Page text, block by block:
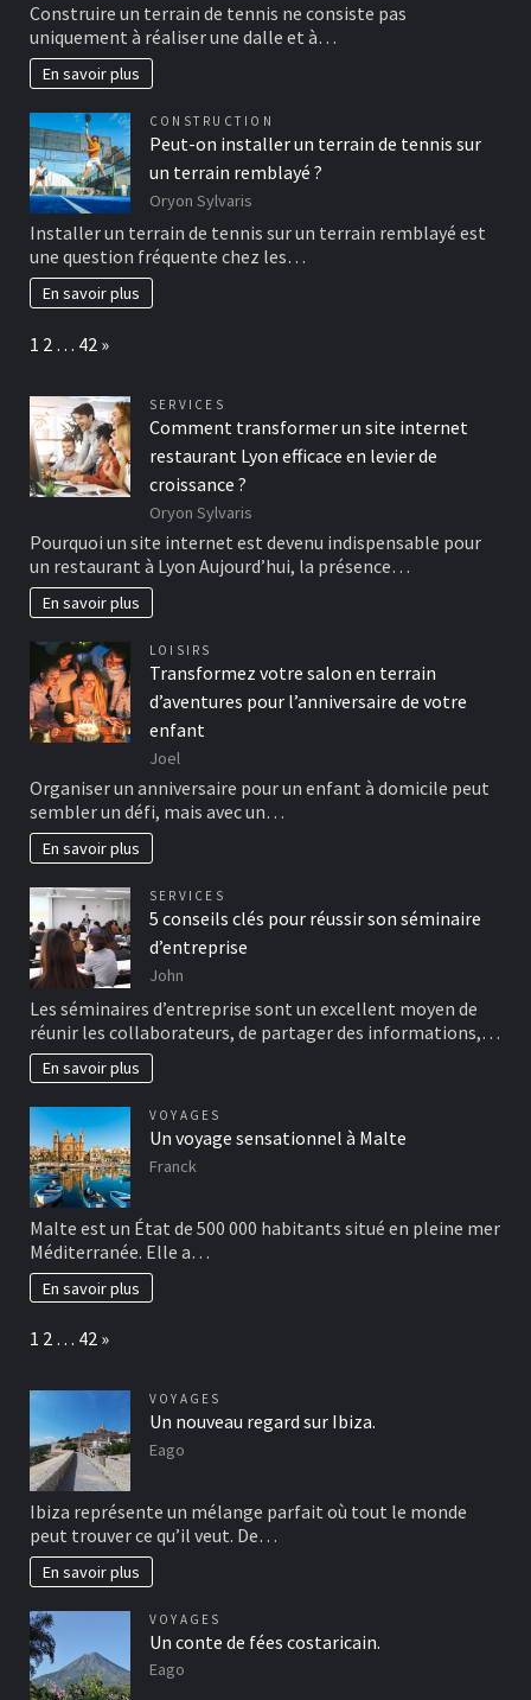
Construire un terrain de tennis ne consiste pas
uniquement à réaliser une dalle et à…
En savoir plus
CONSTRUCTION
Peut-on installer un terrain de tennis sur
un terrain remblayé ?
Oryon Sylvaris
Installer un terrain de tennis sur un terrain remblayé est
une question fréquente chez les…
En savoir plus
Page:
1 2 … 42 Next
»
SERVICES
Comment transformer un site internet
restaurant Lyon efficace en levier de
croissance ?
Oryon Sylvaris
Pourquoi un site internet est devenu indispensable pour
un restaurant à Lyon Aujourd’hui, la présence…
En savoir plus
LOISIRS
Transformez votre salon en terrain
d’aventures pour l’anniversaire de votre
enfant
Joel
Organiser un anniversaire pour un enfant à domicile peut
sembler un défi, mais avec un…
En savoir plus
SERVICES
5 conseils clés pour réussir son séminaire
d’entreprise
John
Les séminaires d’entreprise sont un excellent moyen de
réunir les collaborateurs, de partager des informations,…
En savoir plus
VOYAGES
Un voyage sensationnel à Malte
Franck
Malte est un État de 500 000 habitants situé en pleine mer
Méditerranée. Elle a…
En savoir plus
Page:
1 2 … 42 Next
»
VOYAGES
Un nouveau regard sur Ibiza.
Eago
Ibiza représente un mélange parfait où tout le monde
peut trouver ce qu’il veut. De…
En savoir plus
VOYAGES
Un conte de fées costaricain.
Eago